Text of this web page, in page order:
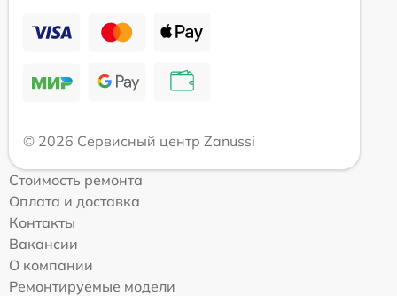
© 2026 Сервисный центр Zanussi
Стоимость ремонта
Оплата и доставка
Контакты
Вакансии
О компании
Ремонтируемые модели